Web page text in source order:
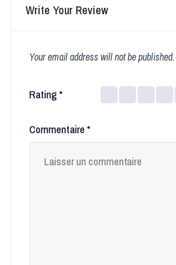
Write Your Review
Your email address will not be published.
Rating*
Commentaire*